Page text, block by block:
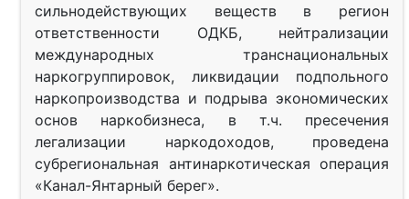
сильнодействующих веществ в регион
ответственности ОДКБ, нейтрализации
международных транснациональных
наркогруппировок, ликвидации подпольного
наркопроизводства и подрыва экономических
основ наркобизнеса, в т.ч. пресечения
легализации наркодоходов, проведена
субрегиональная антинаркотическая операция
«Канал-Янтарный берег».